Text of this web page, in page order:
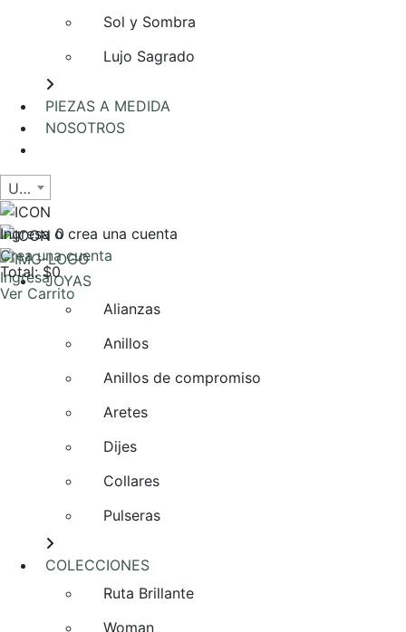
Sol y Sombra
Lujo Sagrado
PIEZAS A MEDIDA
NOSOTROS
USD
Ingresa o crea una cuenta
Crea una cuenta
Ingresa
0
Total: $0
Ver Carrito
JOYAS
Alianzas
Anillos
Anillos de compromiso
Aretes
Dijes
Collares
Pulseras
COLECCIONES
Ruta Brillante
Woman